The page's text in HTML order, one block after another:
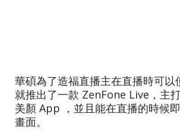
華碩為了造福直播主在直播時可以
就推出了一款 ZenFone Live，主
美顏 App ，並且能在直播的時候
畫面。